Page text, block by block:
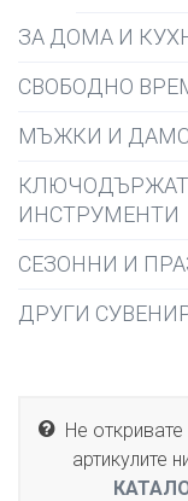
ЗА ДОМА И
СВОБОДНО
МЪЖКИ И
ИНСТРУМЕНТИ
СЕЗОННИ И
ДРУГИ
Не
артикулите